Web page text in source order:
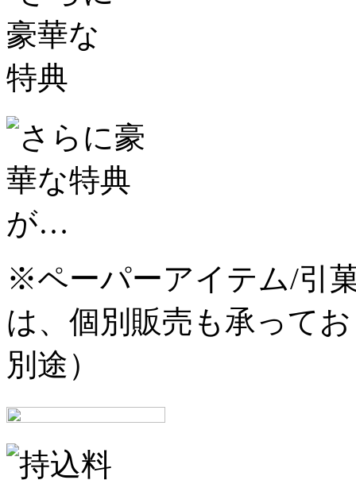
※ペーパーアイテム/引
は、個別販売も承って
別途）